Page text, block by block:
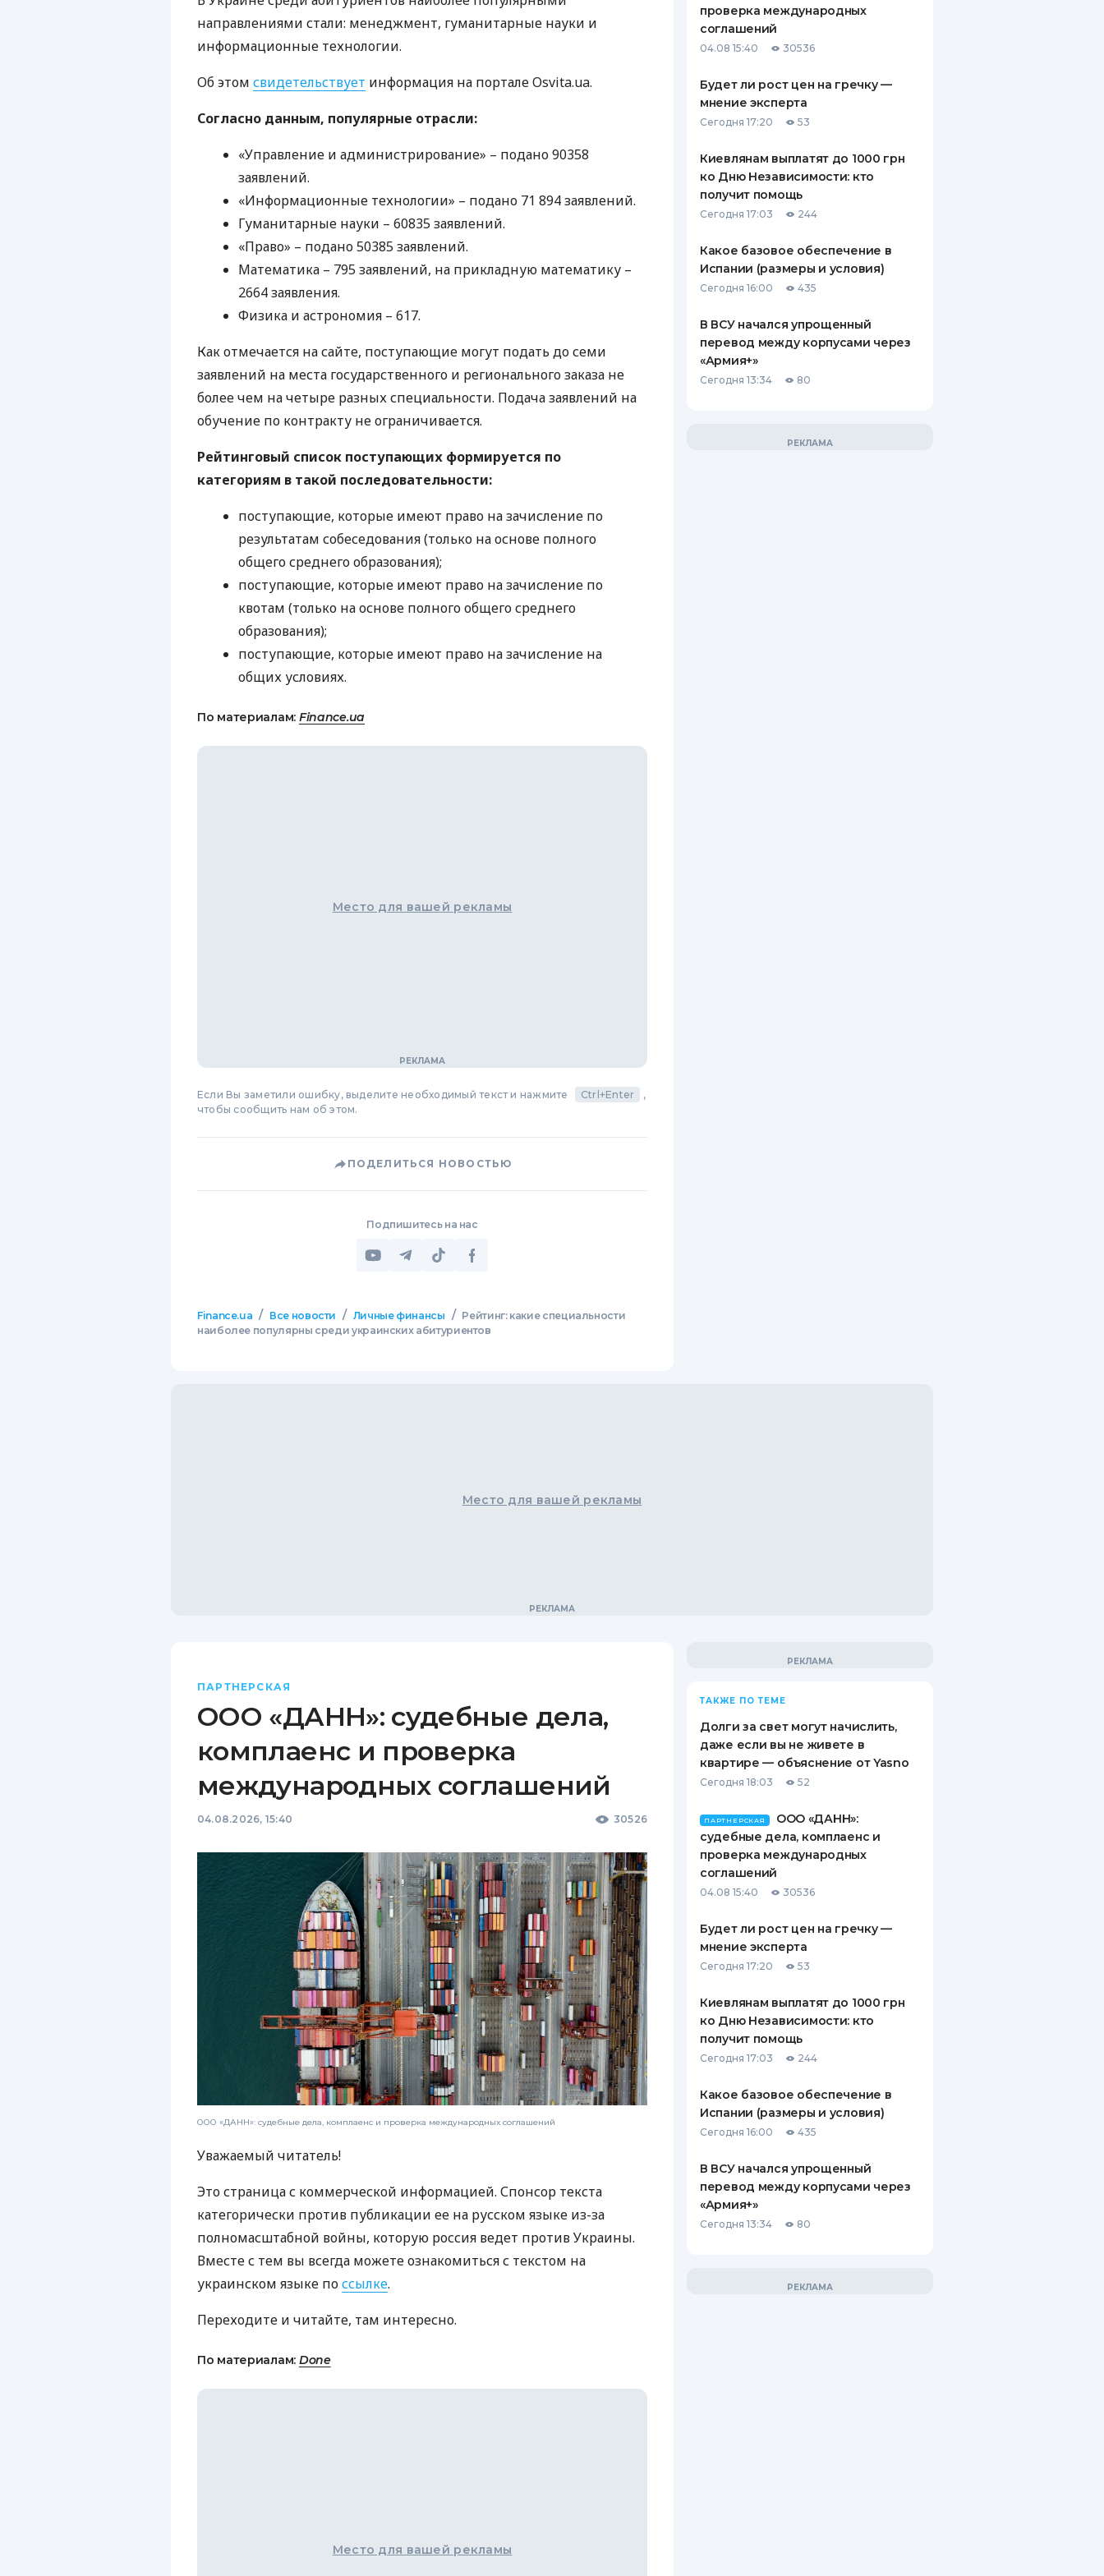
ЕЖЕМЕСЯЧНЫЙ ОБЗОР
БАНКОВСКИМ КАРТАМ
ПУТЕВОДИТЕЛИ ПО
СТРАХОВЫЕ КОМПАНИИ
КОМПАНИЯХ
КОНТАКТЫ
направлениями стали: менеджмент, гуманитарные науки и
информационные технологии.
Об этом свидетельствует информация на портале Osvita.ua.
Согласно данным, популярные отрасли:
«Управление и администрирование» – подано 90358
заявлений.
«Информационные технологии» – подано 71 894 заявлений.
Гуманитарные науки – 60835 заявлений.
«Право» – подано 50385 заявлений.
Математика – 795 заявлений, на прикладную математику –
2664 заявления.
Физика и астрономия – 617.
Как отмечается на сайте, поступающие могут подать до семи
заявлений на места государственного и регионального заказа не
более чем на четыре разных специальности. Подача заявлений на
обучение по контракту не ограничивается.
Рейтинговый список поступающих формируется по
категориям в такой последовательности:
поступающие, которые имеют право на зачисление по
результатам собеседования (только на основе полного
общего среднего образования);
поступающие, которые имеют право на зачисление по
квотам (только на основе полного общего среднего
образования);
поступающие, которые имеют право на зачисление на
общих условиях.
По материалам: Finance.ua
Место для вашей рекламы
Если Вы заметили ошибку, выделите необходимый текст и нажмите Ctrl+Enter
,
чтобы сообщить нам об этом.
ПОДЕЛИТЬСЯ НОВОСТЬЮ
Подпишитесь на нас
Finance.ua / Все новости / Личные финансы / Рейтинг: какие специальности
наиболее популярны среди украинских абитуриентов
проверка международных
соглашений
04.08 15:40 30536
Будет ли рост цен на гречку —
мнение эксперта
Сегодня 17:20 53
Киевлянам выплатят до 1000 грн
ко Дню Независимости: кто
получит помощь
Сегодня 17:03 244
Какое базовое обеспечение в
Испании (размеры и условия)
Сегодня 16:00 435
В ВСУ начался упрощенный
перевод между корпусами через
«Армия+»
Сегодня 13:34 80
Место для вашей рекламы
ПАРТНЕРСКАЯ
ООО «ДАНН»: судебные дела,
комплаенс и проверка
международных соглашений
04.08.2026, 15:40 30526
ООО «ДАНН»: судебные дела, комплаенс и проверка международных соглашений
Уважаемый читатель!
Это страница с коммерческой информацией. Спонсор текста
категорически против публикации ее на русском языке из-за
полномасштабной войны, которую россия ведет против Украины.
Вместе с тем вы всегда можете ознакомиться с текстом на
украинском языке поссылке.
Переходите и читайте, там интересно.
По материалам: Done
Место для вашей рекламы
ТАКЖЕ ПО ТЕМЕ
Долги за свет могут начислить,
даже если вы не живете в
квартире — объяснение от Yasno
Сегодня 18:03 52
ПАРТНЕРСКАЯ
ООО «ДАНН»:
судебные дела, комплаенс и
проверка международных
соглашений
04.08 15:40 30536
Будет ли рост цен на гречку —
мнение эксперта
Сегодня 17:20 53
Киевлянам выплатят до 1000 грн
ко Дню Независимости: кто
получит помощь
Сегодня 17:03 244
Какое базовое обеспечение в
Испании (размеры и условия)
Сегодня 16:00 435
В ВСУ начался упрощенный
перевод между корпусами через
«Армия+»
Сегодня 13:34 80